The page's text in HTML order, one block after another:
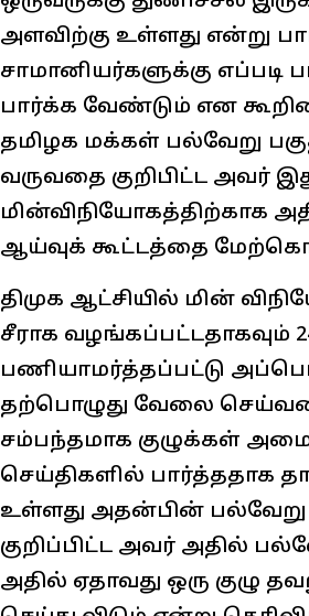
அளவிற்கு உள்ளது என்று
சாமானியர்களுக்கு எப்படி
பார்க்க வேண்டும் என
தமிழக மக்கள் பல்வேறு
வருவதை குறிபிட்ட அவர்
மின்விநியோகத்திற்காக
ஆய்வுக் கூட்டத்தை
திமுக ஆட்சியில் மின்
சீராக வழங்கப்பட்டதாகவும்
பணியாமர்த்தப்பட்டு
தற்பொழுது வேலை
சம்பந்தமாக குழுக்கள்
செய்திகளில் பார்த்ததாக
உள்ளது அதன்பின்
குறிப்பிட்ட அவர் அதில்
அதில் ஏதாவது ஒரு குழு